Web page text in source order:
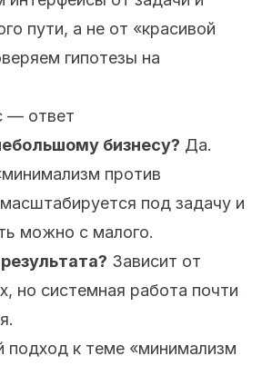
пути, а не от «красивой
гипотезы на
— ответ
бизнесу? Да.
против
под задачу и
можно с малого.
Зависит от
но системная работа почти
подход к теме «минимализм